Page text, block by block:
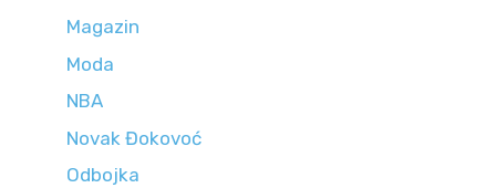
Magazin
Moda
NBA
Novak Đokovoć
Odbojka